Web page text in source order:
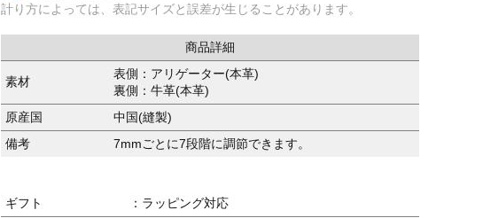
計り方によっては、表記サイズと誤差が生じることがあります。
商品詳細
素材
表側：アリゲーター(本革)
裏側：牛革(本革)
原産国
中国(縫製)
備考
7mmごとに7段階に調節できます。
ギフト
：ラッピング対応